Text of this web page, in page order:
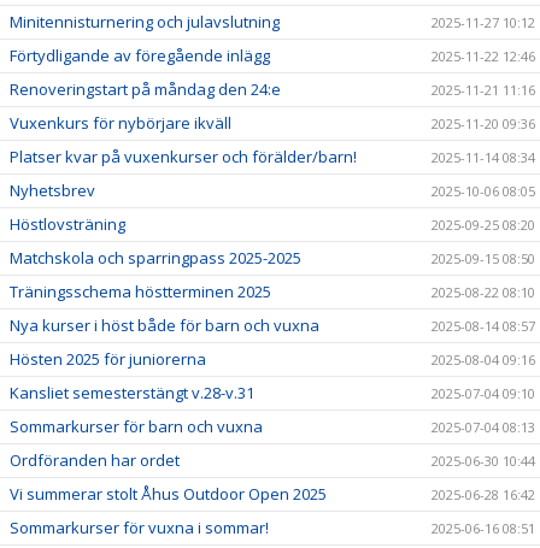
Minitennisturnering och julavslutning 2025-11-27 10:12
Förtydligande av föregående inlägg 2025-11-22 12:46
Renoveringstart på måndag den 24:e 2025-11-21 11:16
Vuxenkurs för nybörjare ikväll 2025-11-20 09:36
Platser kvar på vuxenkurser och förälder/barn! 2025-11-14 08:34
Nyhetsbrev 2025-10-06 08:05
Höstlovsträning 2025-09-25 08:20
Matchskola och sparringpass 2025-2025 2025-09-15 08:50
Träningsschema höstterminen 2025 2025-08-22 08:10
Nya kurser i höst både för barn och vuxna 2025-08-14 08:57
Hösten 2025 för juniorerna 2025-08-04 09:16
Kansliet semesterstängt v.28-v.31 2025-07-04 09:10
Sommarkurser för barn och vuxna 2025-07-04 08:13
Ordföranden har ordet 2025-06-30 10:44
Vi summerar stolt Åhus Outdoor Open 2025 2025-06-28 16:42
Sommarkurser för vuxna i sommar! 2025-06-16 08:51